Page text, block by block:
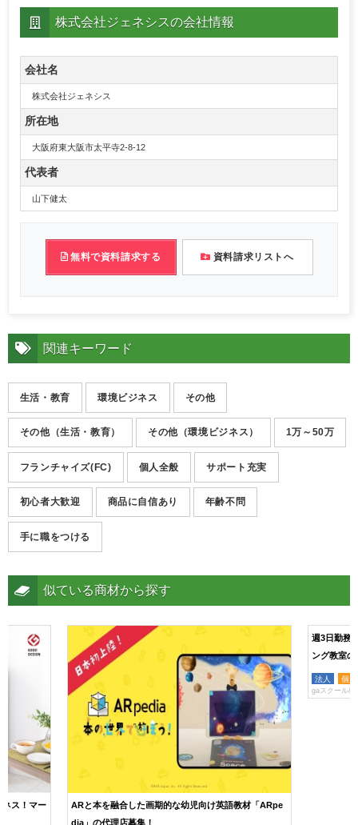
株式会社ジェネシスの会社情報
会社名
株式会社ジェネシス
所在地
大阪府東大阪市太平寺2-8-12
代表者
山下健太
無料で資料請求する 資料請求リストへ
関連キーワード
生活・教育 環境ビジネス その他
その他（生活・教育） その他（環境ビジネス） 1万～50万
フランチャイズ(FC) 個人全般 サポート充実
初心者大歓迎 商品に自信あり 年齢不問
手に職をつける
似ている商材から探す
ネス！マー
ARと本を融合した画期的な幼児向け英語教材「ARpe
dia」の代理店募集！